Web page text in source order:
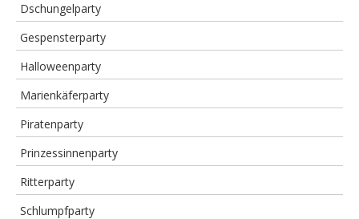
Dschungelparty
Gespensterparty
Halloweenparty
Marienkäferparty
Piratenparty
Prinzessinnenparty
Ritterparty
Schlumpfparty